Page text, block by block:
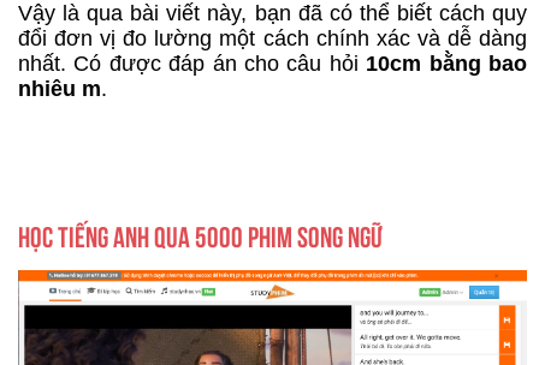
Vậy là qua bài viết này, bạn đã có thể biết cách quy
đổi đơn vị đo lường một cách chính xác và dễ dàng
nhất. Có được đáp án cho câu hỏi 10cm bằng bao
nhiêu m.
HỌC TIẾNG ANH QUA 5000 PHIM SONG NGỮ